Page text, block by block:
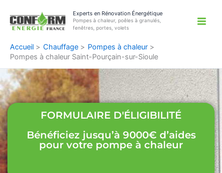
contenu
Experts en Rénovation Énergétique
Pompes à chaleur, poêles à granulés,
fenêtres, portes, volets
Accueil Chauffage
Pompes à chaleur
Pompes à chaleur Saint-Pourçain-sur-Sioule
FORMULAIRE D'ÉLIGIBILITÉ
Bénéficiez jusqu’à 9000€ d’aides
pour votre pompe à chaleur